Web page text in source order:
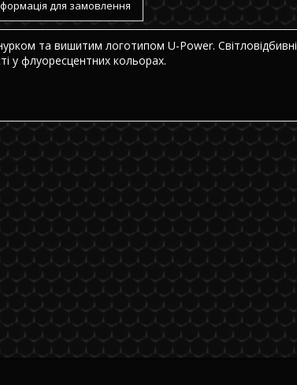
для замовлення
та вишитим логотипом U-Power. Світловідбивні
у флуоресцентних кольорах.